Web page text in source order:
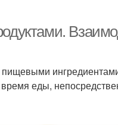
от
еды,